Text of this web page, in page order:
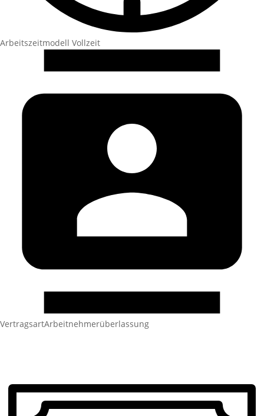
Arbeitszeitmodell Vollzeit
VertragsartArbeitnehmerüberlassung